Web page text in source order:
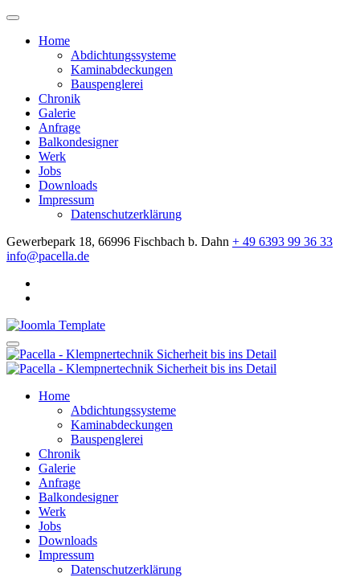
Home
Abdichtungssysteme
Kaminabdeckungen
Bauspenglerei
Chronik
Galerie
Anfrage
Balkondesigner
Werk
Jobs
Downloads
Impressum
Datenschutzerklärung
Gewerbepark 18, 66996 Fischbach b. Dahn + 49 6393 99 36 33
info@pacella.de
Home
Abdichtungssysteme
Kaminabdeckungen
Bauspenglerei
Chronik
Galerie
Anfrage
Balkondesigner
Werk
Jobs
Downloads
Impressum
Datenschutzerklärung